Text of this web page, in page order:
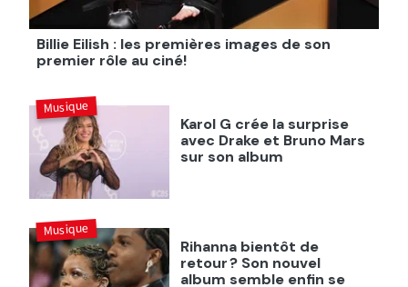
Billie Eilish : les premières images de son
premier rôle au ciné!
Karol G crée la surprise
avec Drake et Bruno Mars
sur son album
Musique
Rihanna bientôt de
retour ? Son nouvel
album semble enfin se
Musique